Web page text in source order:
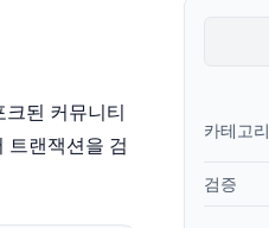
된 커뮤니티
트랜잭션을 검
카테고리
검증